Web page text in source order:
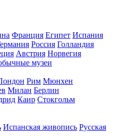
Франция Египет Испания
Россия Голландия
Австрия Норвегия
музеи
Рим Мюнхен
Милан Берлин
Каир Стокгольм
Испанская живопись Русская